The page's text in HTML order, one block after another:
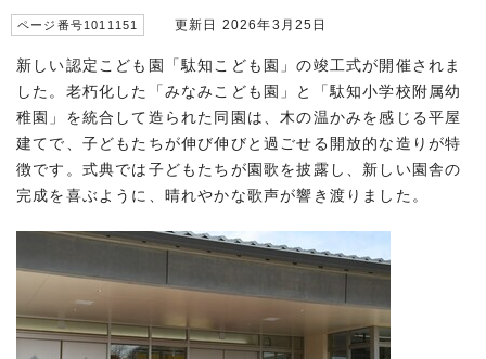
ページ番号1011151 更新日 2026年3月25日
新しい認定こども園「駄知こども園」の竣工式が開催されま
した。老朽化した「みなみこども園」と「駄知小学校附属幼
稚園」を統合して造られた同園は、木の温かみを感じる平屋
建てで、子どもたちが伸び伸びと過ごせる開放的な造りが特
徴です。式典では子どもたちが園歌を披露し、新しい園舎の
完成を喜ぶように、晴れやかな歌声が響き渡りました。